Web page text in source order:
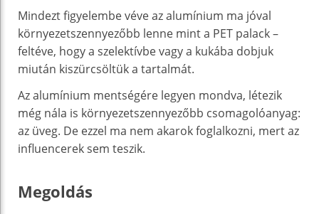
Mindezt figyelembe véve az alumínium ma jóval
környezetszennyezőbb lenne mint a PET palack –
feltéve, hogy a szelektívbe vagy a kukába dobjuk
miután kiszürcsöltük a tartalmát.
Az alumínium mentségére legyen mondva, létezik
még nála is környezetszennyezőbb csomagolóanyag:
az üveg. De ezzel ma nem akarok foglalkozni, mert az
influencerek sem teszik.
Megoldás